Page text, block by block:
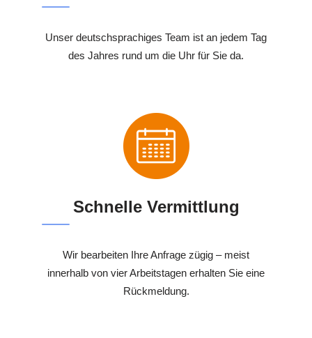
Unser deutschsprachiges Team ist an jedem Tag
des Jahres rund um die Uhr für Sie da.
Schnelle Vermittlung
Wir bearbeiten Ihre Anfrage zügig – meist
innerhalb von vier Arbeitstagen erhalten Sie eine
Rückmeldung.